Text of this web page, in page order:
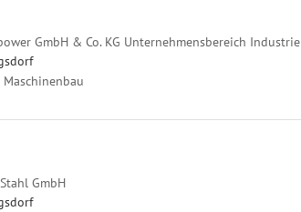
GmbH & Co. KG Unternehmensbereich Industrie
Stahl GmbH